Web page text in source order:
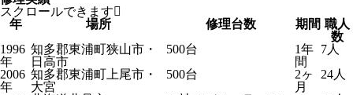
スクロールできます
年
場所 修理台数 期間 職人
数
1996
年
知多郡東浦町狭山市・
日高市
500台
1年
間
7人
2006
年
知多郡東浦町上尾市・
大宮
500台
2ヶ
月
24人